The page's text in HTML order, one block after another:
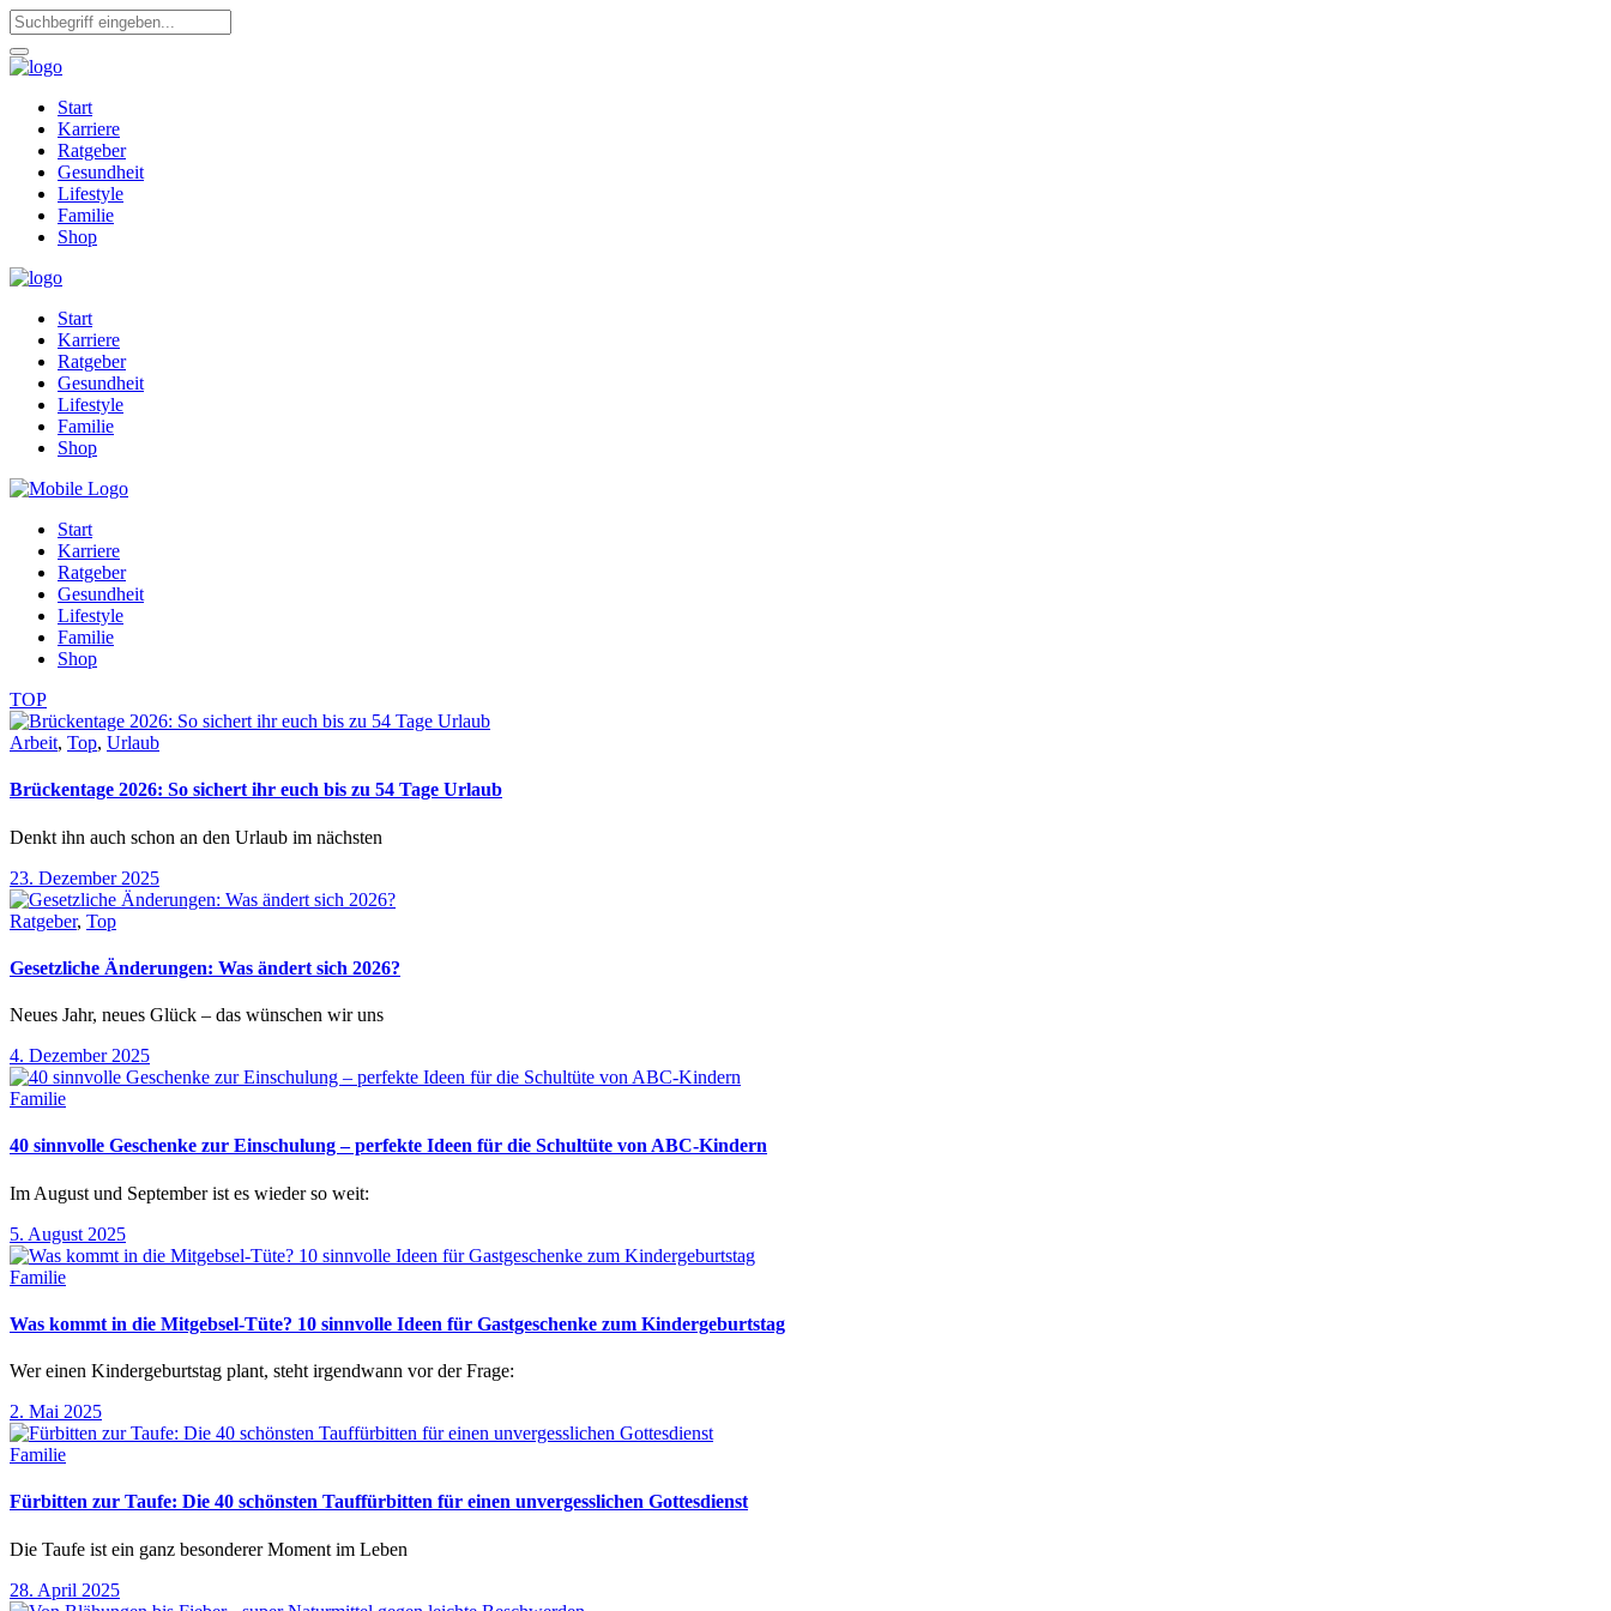
Start
Karriere
Ratgeber
Gesundheit
Lifestyle
Familie
Shop
Start
Karriere
Ratgeber
Gesundheit
Lifestyle
Familie
Shop
Start
Karriere
Ratgeber
Gesundheit
Lifestyle
Familie
Shop
TOP
Arbeit, Top, Urlaub
Brückentage 2026: So sichert ihr euch bis zu 54 Tage Urlaub
Denkt ihn auch schon an den Urlaub im nächsten
23. Dezember 2025
Ratgeber, Top
Gesetzliche Änderungen: Was ändert sich 2026?
Neues Jahr, neues Glück – das wünschen wir uns
4. Dezember 2025
Familie
40 sinnvolle Geschenke zur Einschulung – perfekte Ideen für die Schultüte von ABC-Kindern
Im August und September ist es wieder so weit:
5. August 2025
Familie
Was kommt in die Mitgebsel-Tüte? 10 sinnvolle Ideen für Gastgeschenke zum Kindergeburtstag
Wer einen Kindergeburtstag plant, steht irgendwann vor der Frage:
2. Mai 2025
Familie
Fürbitten zur Taufe: Die 40 schönsten Tauffürbitten für einen unvergesslichen Gottesdienst
Die Taufe ist ein ganz besonderer Moment im Leben
28. April 2025